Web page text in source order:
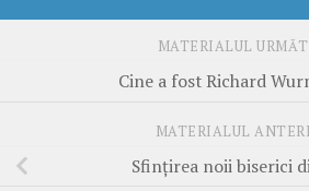
MATERIALUL
Cine a fost Richard
MATERIALUL
Sfinţirea noii biserici